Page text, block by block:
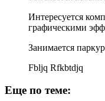
Интересуется
графическими
Занимается
Fbljq Rfkbtdjq
Еще по теме: